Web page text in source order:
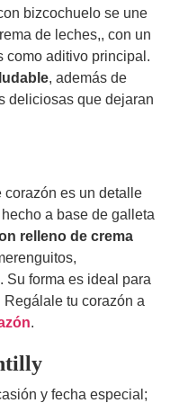
bizcochuelo se une
de leches,, con un
como aditivo principal.
, además de
deliciosas que dejaran
corazón es un detalle
a base de galleta
relleno de crema
Su forma es ideal para
tu corazón a
.
y fecha especial;